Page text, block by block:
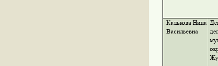
Калькова Нина
Васильевна